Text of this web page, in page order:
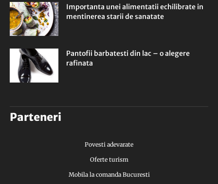
Importanta unei alimentatii echilibrate in
mentinerea starii de sanatate
Pantofii barbatesti din lac – o alegere
rafinata
Parteneri
Povesti adevarate
Oferte turism
Mobila la comanda Bucuresti